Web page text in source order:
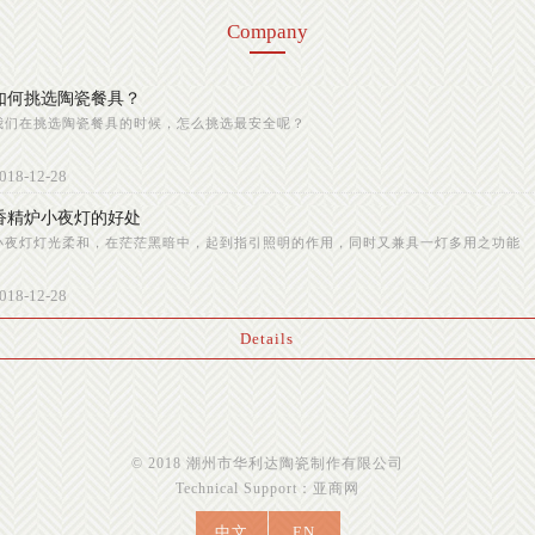
Company
何挑选陶瓷餐具？
们在挑选陶瓷餐具的时候，怎么挑选最安全呢？
12-28
精炉小夜灯的好处
夜灯灯光柔和，在茫茫黑暗中，起到指引照明的作用，同时又兼具一灯多用之功能
12-28
Details
© 2018 潮州市华利达陶瓷制作有限公司
Technical Support： 亚商网